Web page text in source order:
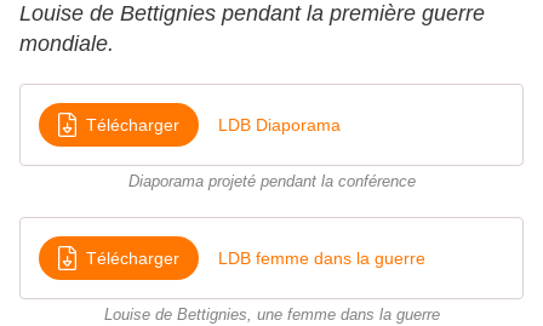
Louise de Bettignies pendant la première guerre
mondiale.
Télécharger LDB Diaporama
Diaporama projeté pendant la conférence
Télécharger LDB femme dans la guerre
Louise de Bettignies, une femme dans la guerre